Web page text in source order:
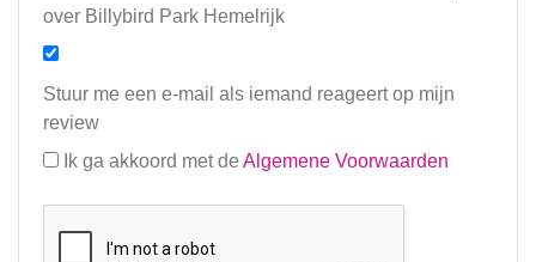
over Billybird Park Hemelrijk
Stuur me een e-mail als iemand reageert op mijn
review
Ik ga akkoord met de Algemene Voorwaarden